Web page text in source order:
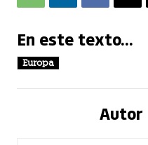
En este texto...
Europa
Autor